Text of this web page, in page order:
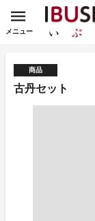
メニュー
商品
古丹セット